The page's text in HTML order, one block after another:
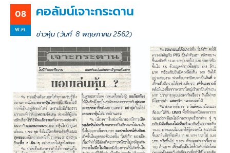
08
พ.ค.
คอลัมน์เจาะกระดาน
ข่าวหุ้น (วันที่ 8 พฤษภาคม 2562)